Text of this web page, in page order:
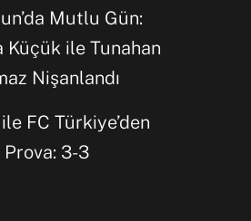
Mutlu Gün:
Küçük ile Tunahan
Nişanlandı
FC Türkiye’den
3-3